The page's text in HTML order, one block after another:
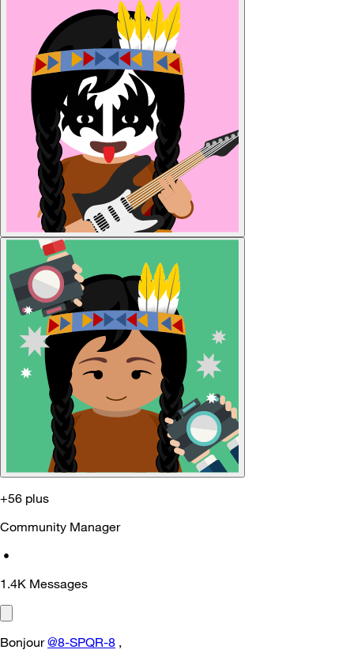
+56 plus
Community Manager
•
1.4K Messages
Bonjour@8-SPQR-8 ,